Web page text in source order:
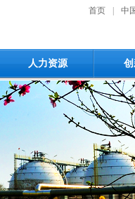
首页 中
人力资源